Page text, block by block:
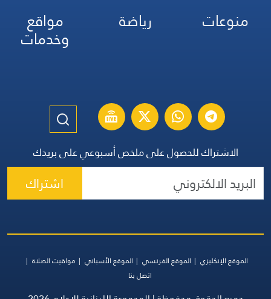
منوعات
رياضة مواقع
وخدمات
الاشتراك للحصول على ملخص أسبوعي على بريدك
اشتراك
الموقع الإنكليزي الموقع الفرنسي الموقع الأسباني
مواقيت الصلاة
اتصل بنا